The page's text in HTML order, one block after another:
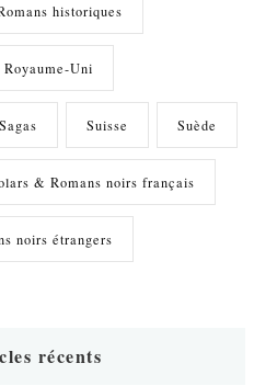
historiques
Royaume-Uni
Sagas Suisse Suède
& Romans noirs français
noirs étrangers
récents